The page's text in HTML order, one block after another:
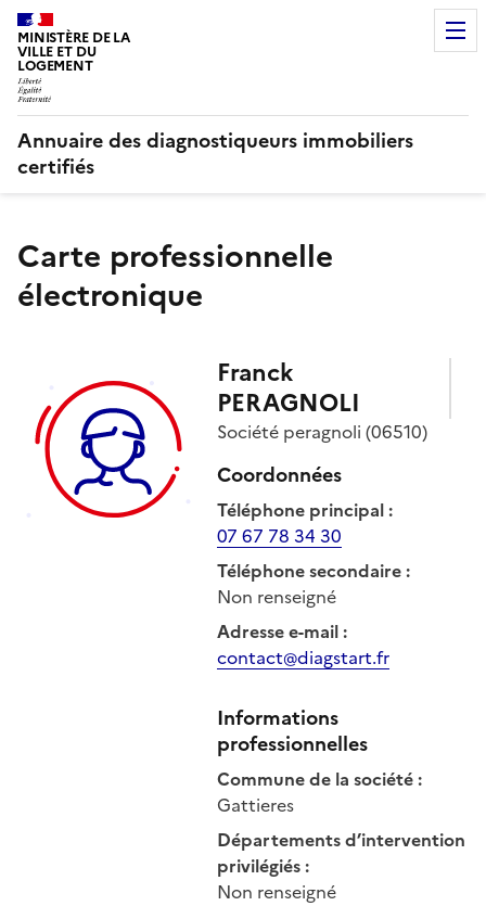
MINISTÈRE DE LA
VILLE ET DU
LOGEMENT
Annuaire des diagnostiqueurs immobiliers
certifiés
Carte professionnelle
électronique
Franck
PERAGNOLI
Société peragnoli (06510)
Coordonnées
Téléphone principal:
07 67 78 34 30
Téléphone secondaire:
Non renseigné
Adresse e-mail:
contact@diagstart.fr
Informations
professionnelles
Commune de la société:
Gattieres
Départements d’intervention
privilégiés:
Non renseigné